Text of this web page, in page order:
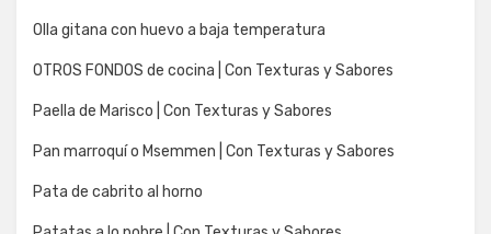
Olla gitana con huevo a baja temperatura
OTROS FONDOS de cocina | Con Texturas y Sabores
Paella de Marisco | Con Texturas y Sabores
Pan marroquí o Msemmen | Con Texturas y Sabores
Pata de cabrito al horno